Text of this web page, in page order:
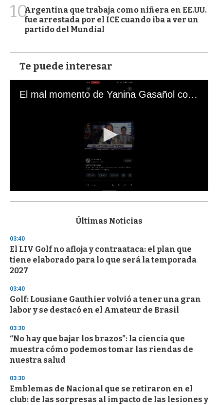
10Argentina que trabaja como niñera en EE.UU.
fue arrestada por el ICE cuando iba a ver un
partido del Mundial
Te puede interesar
El mal momento de Yanina Gasañol con un hincha argentino en "Subrayado"
s
d
s
o
f
3
s
e
c
o
d
s
Últimas Noticias
03:40
El LIV Golf no afloja y contraataca: el plan que
tiene elaborado para lo que será la temporada
2027
03:40
Golf: Lousiane Gauthier volvió a tener una gran
labor y se destacó en el Amateur de Brasil
03:30
“No hay que bajar los brazos”: la ciencia que
muestra cómo podemos tomar las riendas de
nuestra salud
03:30
Emblemas de Nacional que se retiraron en el
club: de las sorpresas al impacto de las lesiones y